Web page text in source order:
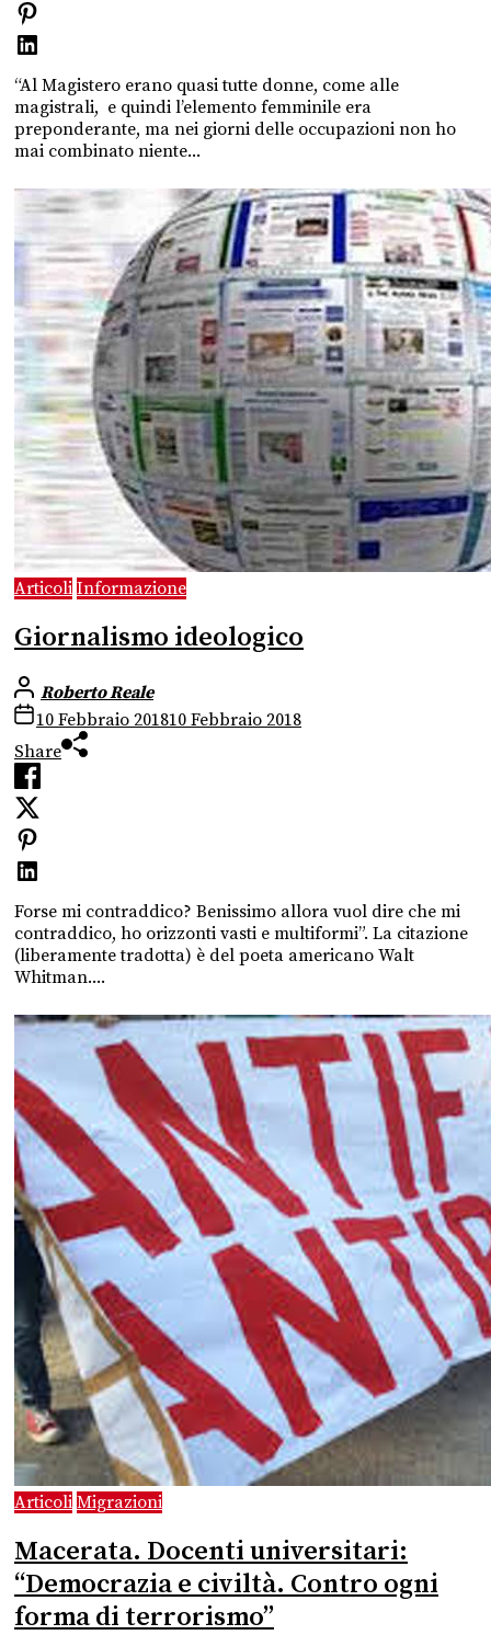
“Al Magistero erano quasi tutte donne, come alle
magistrali, e quindi l’elemento femminile era
preponderante, ma nei giorni delle occupazioni non ho
mai combinato niente...
Articoli Informazione
Giornalismo ideologico
Roberto Reale
10 Febbraio 201810 Febbraio 2018
Share
Forse mi contraddico? Benissimo allora vuol dire che mi
contraddico, ho orizzonti vasti e multiformi”. La citazione
(liberamente tradotta) è del poeta americano Walt
Whitman....
Articoli Migrazioni
Macerata. Docenti universitari:
“Democrazia e civiltà. Contro ogni
forma di terrorismo”